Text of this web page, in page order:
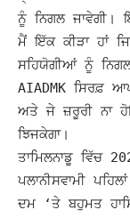
ਨੂੰ ਨਿਗਲ ਜਾਵੇਗੀ।
ਮੈਂ ਇੱਕ ਕੀੜਾ ਹਾਂ
ਸਹਿਯੋਗੀਆਂ ਨੂੰ
AIADMK ਸਿਰਫ਼
ਅਤੇ ਜੇ ਜ਼ਰੂਰੀ ਨਾ
ਝਿਜਕੇਗਾ।
ਤਾਮਿਲਨਾਡੂ ਵਿੱਚ
ਪਲਾਨੀਸਵਾਮੀ
ਦਮ ‘ਤੇ ਬਹੁਮਤ